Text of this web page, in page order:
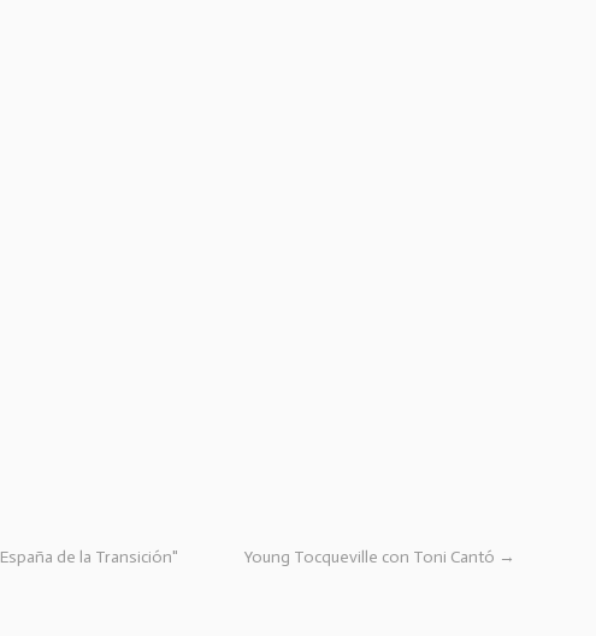
de la Transición" Young Tocqueville con Toni Cantó →